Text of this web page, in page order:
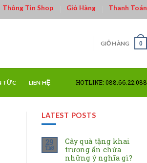
Thông Tin Shop Giỏ Hàng Thanh Toán
GIỎ HÀNG 0
TỨC LIÊN HỆ HOTLINE: 088.66.22.088
LATEST POSTS
29
Th8
Cây quà tặng khai
trương ẩn chứa
những ý nghĩa gì?